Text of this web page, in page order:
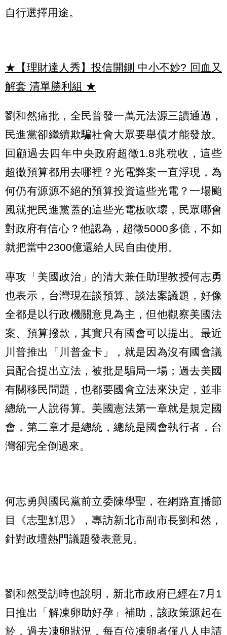
自行選擇用途。
★【理財達人秀】投信開鍘 中小不妙? 回血又
解套 清單勝利組 ★
劉和然痛批，全民普發一萬元法源三讀通過，
民進黨卻繼續欺騙社會大眾要舉債才能發放。
回顧過去四年中央政府超徵1.8兆稅收，這些
超徵預算都用去哪裡？光電弊案一直浮現，為
何仍有源源不絕的預算投資這些光電？一場颱
風就把民進黨蓋的這些光電板吹壞，民眾哪會
對政府有信心？他認為，超徵5000多億，不如
就把當中2300億還給人民自由使用。
專攻「美國政治」的清大兼任助理教授何志勇
也表示，台灣現在談預算、談法案議題，好像
全都是以行政機關意見為主，但他觀察美國法
案、預算撥款，其實只有國會可以提出。最近
川普推出「川普金卡」，就是因為沒有國會議
員配合提出立法，被批是騙局一場；過去美國
有關移民問題，也都要國會立法來決定，並非
總統一人說得算。美國憲法第一章就是規定國
會，第二章才是總統，總統是國會執行者，台
灣卻完全倒過來。
何志勇與國民黨前立委陳學聖，在網路直播節
目《志聖鮮思》，專訪新北市副市長劉和然，
針對政壇熱門議題發表意見。
劉和然受訪時也說明，新北市政府已經在7月1
日推出「解凍卵助好孕」補助，該政策源起在
於，過去凍卵狀況，每百位凍卵者僅八人申請